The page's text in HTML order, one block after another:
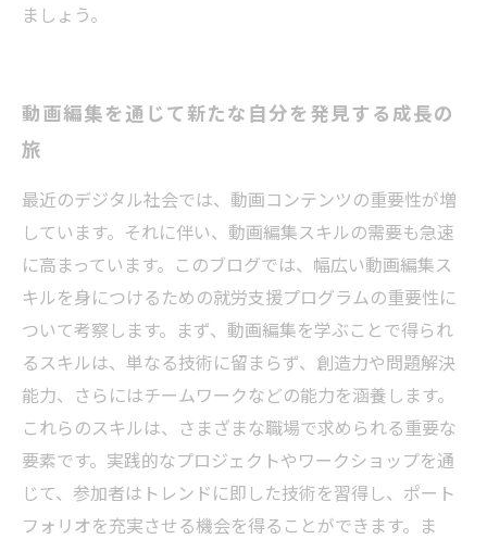
ましょう。
動画編集を通じて新たな自分を発見する成長の
旅
最近のデジタル社会では、動画コンテンツの重要性が増
しています。それに伴い、動画編集スキルの需要も急速
に高まっています。このブログでは、幅広い動画編集ス
キルを身につけるための就労支援プログラムの重要性に
ついて考察します。まず、動画編集を学ぶことで得られ
るスキルは、単なる技術に留まらず、創造力や問題解決
能力、さらにはチームワークなどの能力を涵養します。
これらのスキルは、さまざまな職場で求められる重要な
要素です。実践的なプロジェクトやワークショップを通
じて、参加者はトレンドに即した技術を習得し、ポート
フォリオを充実させる機会を得ることができます。ま